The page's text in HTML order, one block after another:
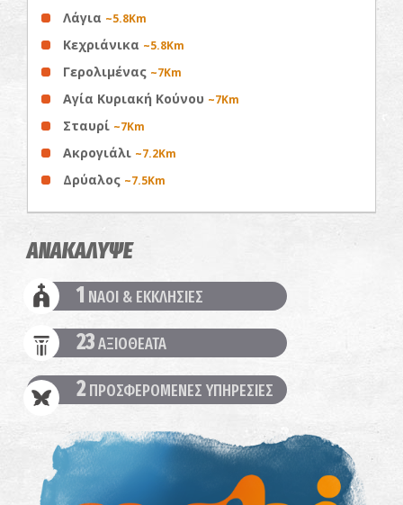
Λάγια ~5.8Km
Κεχριάνικα ~5.8Km
Γερολιμένας ~7Km
Αγία Κυριακή Κούνου ~7Km
Σταυρί ~7Km
Ακρογιάλι ~7.2Km
Δρύαλος ~7.5Km
ΑΝΑΚΑΛΥΨΕ
1 ΝΑΟΙ & ΕΚΚΛΗΣΙΕΣ
23ΑΞΙΟΘΕΑΤΑ
2ΠΡΟΣΦΕΡΟΜΕΝΕΣ ΥΠΗΡΕΣΙΕΣ